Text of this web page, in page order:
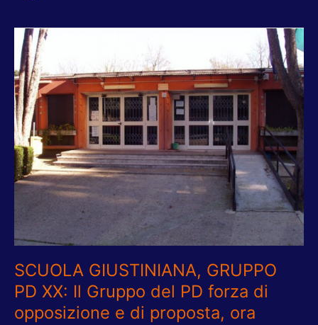
SCUOLA GIUSTINIANA, GRUPPO
PD XX: Il Gruppo del PD forza di
opposizione e di proposta, ora
SCUOLA
GIUSTINIANA,
GRUPPO
PD
XX:
Il
Gruppo
del
PD
forza
di
ora
vogliamo
finanziamenti